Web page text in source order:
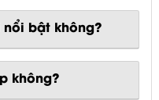
bật không?
không?